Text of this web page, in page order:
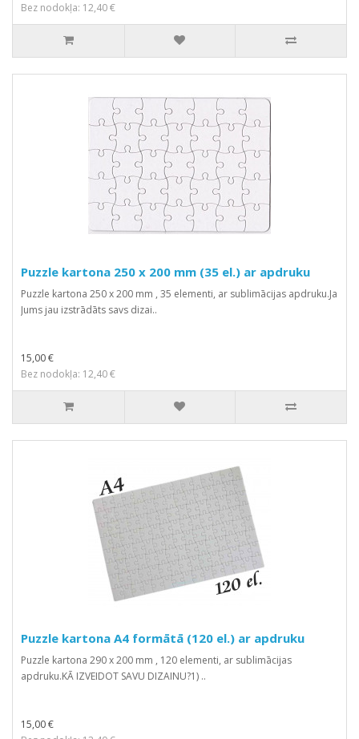
Bez nodokļa: 12,40 €
Puzzle kartona 250 x 200 mm (35 el.) ar apdruku
Puzzle kartona 250 x 200 mm , 35 elementi, ar sublimācijas apdruku.Ja
Jums jau izstrādāts savs dizai..
15,00 €
Bez nodokļa: 12,40 €
Puzzle kartona A4 formātā (120 el.) ar apdruku
Puzzle kartona 290 x 200 mm , 120 elementi, ar sublimācijas
apdruku.KĀ IZVEIDOT SAVU DIZAINU?1) ..
15,00 €